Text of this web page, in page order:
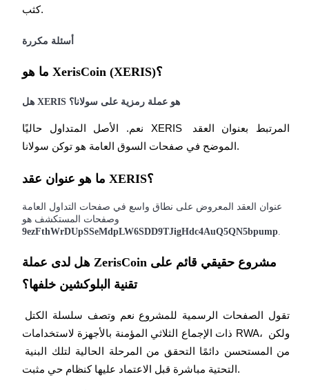
كثب.
أسئلة مكررة
ما هو XerisCoin (XERIS)؟
هل XERIS هو عملة رمزية على سولانا؟
نعم. الأصل المتداول حاليًا XERIS المرتبط بعنوان العقد
الموضح في صفحات السوق العامة هو توكن سولانا.
ما هو عنوان عقد XERIS؟
عنوان العقد المعروض على نطاق واسع في صفحات التداول العامة
وصفحات المستكشف هو
9ezFthWrDUpSSeMdpLW6SDD9TJigHdc4AuQ5QN5bpump.
هل لدى عملة ZerisCoin مشروع حقيقي قائم على
تقنية البلوكشين خلفها؟
ذات الإجماع الثلاثي المؤمنة بالأجهزة لاستخدامات RWA، ولكن
التحتية مباشرة قبل الاعتماد عليها كنظام حي مثبت.